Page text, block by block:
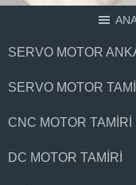
SERVO MOTOR
SERVO MOTOR
CNC MOTOR TAMIRI
DC MOTOR TAMIRI